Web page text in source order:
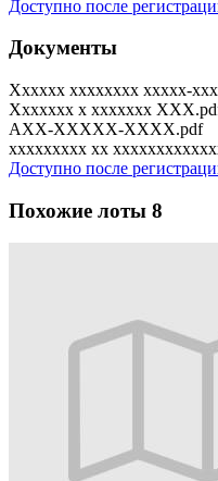
Доступно после
Документы
Xxxxxx xxxxxxxx xxxxx-
Xxxxxxx x xxxxxxx
AXX-XXXXX-XXXX.pdf
xxxxxxxxx xx
Доступно после
Похожие лоты 8